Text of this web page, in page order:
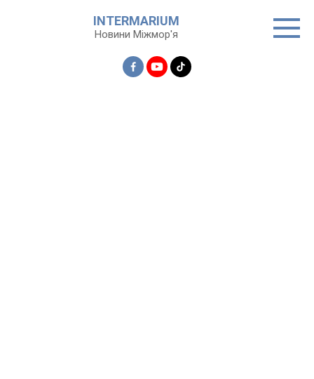
INTERMARIUM
Новини Міжмор'я